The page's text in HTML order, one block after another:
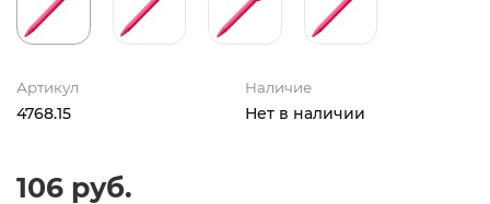
Артикул
4768.15
Наличие
Нет в наличии
106 руб.